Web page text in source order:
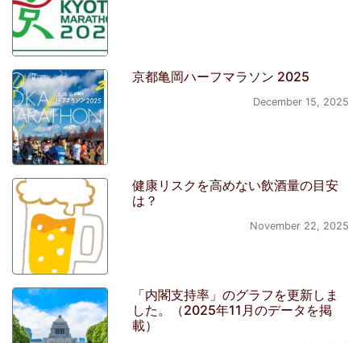
京都亀岡ハーフマラソン 2025
December 15, 2025
健康リスクを高めない飲酒量の目安
は？
November 22, 2025
「内閣支持率」のグラフを更新しま
した。（2025年11月のデータを掲
載）